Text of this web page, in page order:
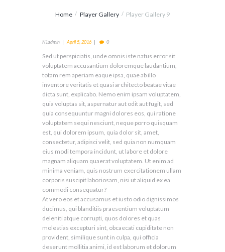
Home Player Gallery Player Gallery 9
N1admin April 5, 2016 0
Sed ut perspiciatis, unde omnis iste natus error sit
voluptatem accusantium doloremque laudantium,
totam rem aperiam eaque ipsa, quae ab illo
inventore veritatis et quasi architecto beatae vitae
dicta sunt, explicabo. Nemo enim ipsam voluptatem,
quia voluptas sit, aspernatur aut odit aut fugit, sed
quia consequuntur magni dolores eos, qui ratione
voluptatem sequi nesciunt, neque porro quisquam
est, qui dolorem ipsum, quia dolor sit, amet,
consectetur, adipisci velit, sed quia non numquam
eius modi tempora incidunt, ut labore et dolore
magnam aliquam quaerat voluptatem. Ut enim ad
minima veniam, quis nostrum exercitationem ullam
corporis suscipit laboriosam, nisi ut aliquid ex ea
commodi consequatur?
At vero eos et accusamus et iusto odio dignissimos
ducimus, qui blanditiis praesentium voluptatum
deleniti atque corrupti, quos dolores et quas
molestias excepturi sint, obcaecati cupiditate non
provident, similique sunt in culpa, qui officia
deserunt mollitia animi, id est laborum et dolorum